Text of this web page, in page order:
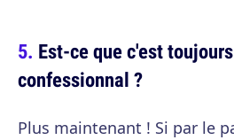
Est-ce que c'est
confessionnal ?
Plus maintenant ! Si par le